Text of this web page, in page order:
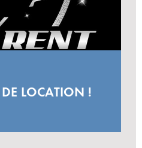
DE LOCATION !